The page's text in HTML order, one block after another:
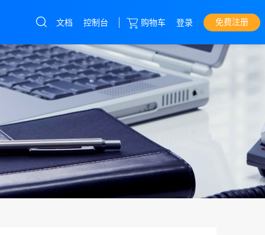
云服务器直达热门产品
控制台
产品
香港cn2
美国300G高防
文档 控制台 购物车 登录 免费注册